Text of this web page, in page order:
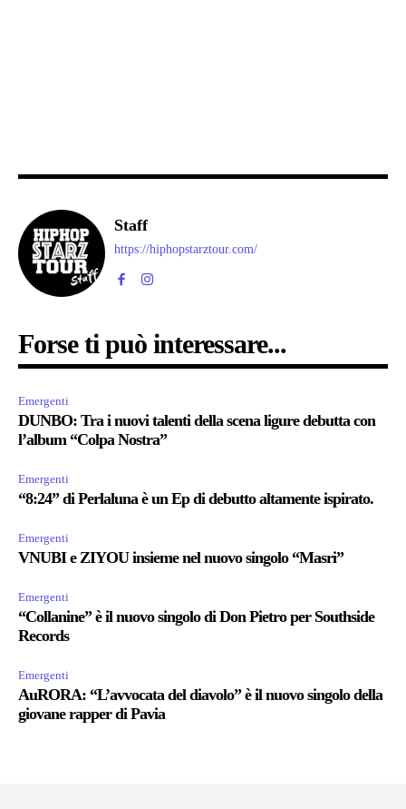
Staff
https://hiphopstarztour.com/
Forse ti può interessare...
Emergenti
DUNBO: Tra i nuovi talenti della scena ligure debutta con
l’album “Colpa Nostra”
Emergenti
“8:24” di Perlaluna è un Ep di debutto altamente ispirato.
Emergenti
VNUBI e ZIYOU insieme nel nuovo singolo “Masri”
Emergenti
“Collanine” è il nuovo singolo di Don Pietro per Southside
Records
Emergenti
AuRORA: “L’avvocata del diavolo” è il nuovo singolo della
giovane rapper di Pavia